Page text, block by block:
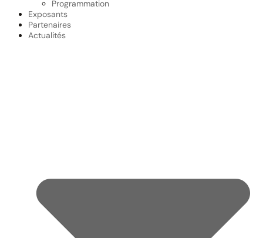
Programmation
Exposants
Partenaires
Actualités